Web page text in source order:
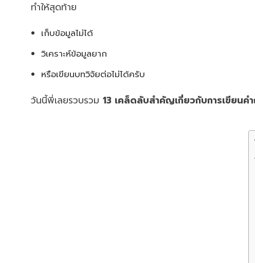
ทำให้สุดท้าย
เก็บข้อมูลไม่ได้
วิเคราะห์ข้อมูลยาก
หรือเขียนบทวิจัยต่อไม่ได้ครับ
วันนี้พี่เลยรวบรวม 13 เคล็ดลับสำคัญเกี่ยวกับการเขียนค